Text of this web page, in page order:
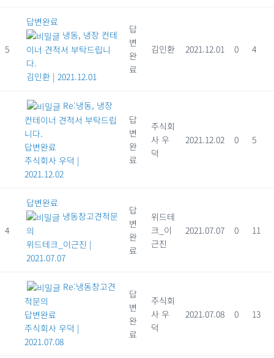
5
답변완료
냉동, 냉장 컨테
이너 견적서 부탁드립니
다.
김인환 | 2021.12.01
답
변
완
료
김인환 2021.12.01 0 4
Re:냉동, 냉장
컨테이너 견적서 부탁드립
니다.
답변완료
주식회사 우덕 |
2021.12.02
답
변
완
료
주식회
사 우
덕
2021.12.02 0 5
4
답변완료
냉동창고견적문
의
위드테크_이근진 |
2021.07.07
답
변
완
료
위드테
크_이
근진
2021.07.07 0 11
Re:냉동창고견
적문의
답변완료
주식회사 우덕 |
2021.07.08
답
변
완
료
주식회
사 우
덕
2021.07.08 0 13